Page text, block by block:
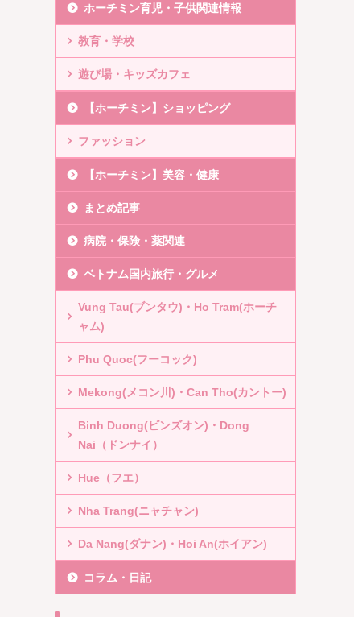
ホーチミン育児・子供関連情報
教育・学校
遊び場・キッズカフェ
【ホーチミン】ショッピング
ファッション
【ホーチミン】美容・健康
まとめ記事
病院・保険・薬関連
ベトナム国内旅行・グルメ
Vung Tau(ブンタウ)・Ho Tram(ホーチ
ャム)
Phu Quoc(フーコック)
Mekong(メコン川)・Can Tho(カントー)
Binh Duong(ビンズオン)・Dong
Nai（ドンナイ）
Hue（フエ）
Nha Trang(ニャチャン)
Da Nang(ダナン)・Hoi An(ホイアン)
コラム・日記